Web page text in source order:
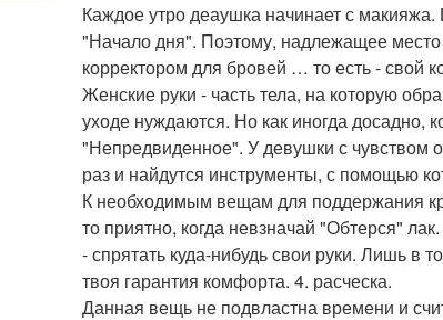
Каждое утро деаушка начинает с
"Начало дня". Поэтому, надлежащее место
корректором для бровей … то есть - свой
Женские руки - часть тела, на которую
уходе нуждаются. Но как иногда досадно,
"Непредвиденное". У девушки с чувством
раз и найдутся инструменты, с помощью
К необходимым вещам для поддержания
то приятно, когда невзначай "Обтерся"
- спрятать куда-нибудь свои руки. Лишь в
твоя гарантия комфорта. 4. расческа.
Данная вещь не подвластна времени и